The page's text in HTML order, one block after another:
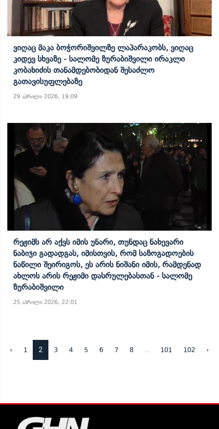
Ვიღაც Მაკა Ბოჭორიშვილზე Ლაპარაკობს, Ვიღაც
Კიდევ Სხვაზე - Სალომე Ზურაბიშვილი Ირაკლი
Კობახიძის Თანამდებობიდან Შესაძლო
Გათავისუფლებაზე
29 აპრილი 2026, 19:09
Რეჟიმს Არ Აქვს Იმის Უნარი, Თუნდაც Ნახევარი
Ნაბიჯი Გადადგას, Იმისთვის, Რომ Საზოგადოების
Ნაწილი Შეირიგოს, Ეს Არის Ნიშანი Იმის, Რამდენად
Ახლოს Არის Რეჟიმი Დასრულებასთან - Სალომე
Ზურაბიშვილი
25 აპრილი 2026, 22:01
‹ 1 2 3 4 5 6 7 8 101 102 ›